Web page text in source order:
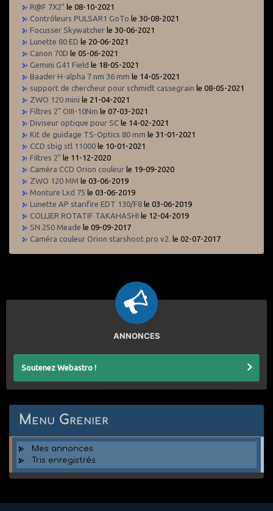
R@F 7X2" le 08-10-2021
Contrôleurs PULSAR1 GoTo le 30-08-2021
Focusser Skywatcher le 30-06-2021
Lunette 80 ED le 20-06-2021
Canon 70D le 05-06-2021
Gemini G41 Field le 18-05-2021
Baader H-alpha 7 nm 36 mm le 14-05-2021
support de chercheur pour schmidt cassegrain le 08-05-2021
ZWO 120 mini le 21-04-2021
Filtres 2" OIII-10Nm le 07-03-2021
Diviseur optique pour SC le 14-02-2021
Kit de guidage TS-Optics 80 mm le 31-01-2021
CCD sbig stl 11000 le 10-01-2021
Filtres 2" le 11-12-2020
Caméra CCD Orion couleur le 19-09-2020
ZWO 120 MM le 03-06-2019
Monture Lxd 75 le 03-06-2019
Lunette AP starifire EDT 130/F8 le 03-06-2019
COLLIER ROTATIF TAKAHASHI le 12-04-2019
SN 250 Meade le 09-09-2017
Caméra couleur Orion starshoot pro v2. le 02-07-2017
ANNONCES
Soutenez Webastro !
Menu Grenier
Mes annonces
Tris enregistrés